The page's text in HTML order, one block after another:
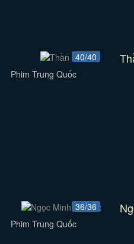
40/40
Phim Trung Quốc
36/36
Phim Trung Quốc